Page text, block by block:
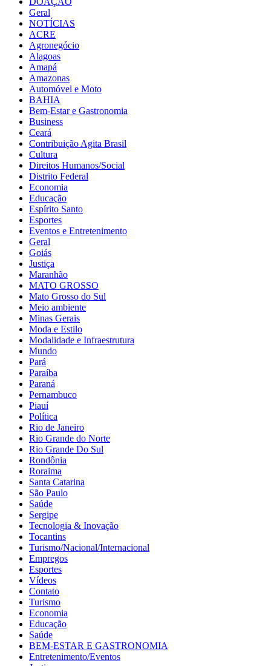
Geral
NOTÍCIAS
ACRE
Agronegócio
Alagoas
Amapá
Amazonas
Automóvel e Moto
BAHIA
Bem-Estar e Gastronomia
Business
Ceará
Contribuição Agita Brasil
Cultura
Direitos Humanos/Social
Distrito Federal
Economia
Educação
Espírito Santo
Esportes
Eventos e Entretenimento
Geral
Goiás
Justiça
Maranhão
MATO GROSSO
Mato Grosso do Sul
Meio ambiente
Minas Gerais
Moda e Estilo
Modalidade e Infraestrutura
Mundo
Pará
Paraíba
Paraná
Pernambuco
Piauí
Política
Rio de Janeiro
Rio Grande do Norte
Rio Grande Do Sul
Rondônia
Roraima
Santa Catarina
São Paulo
Saúde
Sergipe
Tecnologia & Inovação
Tocantins
Turismo/Nacional/Internacional
Empregos
Esportes
Vídeos
Contato
Turismo
Economia
Educação
Saúde
BEM-ESTAR E GASTRONOMIA
Entretenimento/Eventos